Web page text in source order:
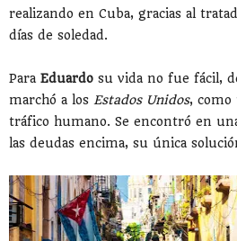
realizando en Cuba, gracias al
días de soledad.
Para Eduardo su vida no fue fácil,
marchó a los Estados Unidos, como
tráfico humano. Se encontró en
las deudas encima, su única